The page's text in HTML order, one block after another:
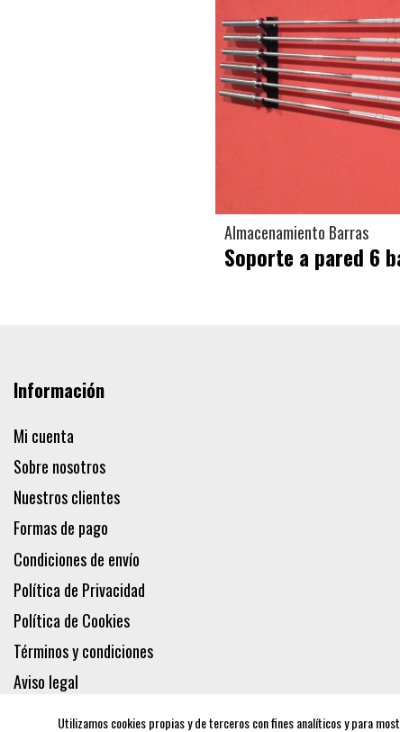
Almacenamiento Barras
Soporte a pared 6
Información
Mi cuenta
Sobre nosotros
Nuestros clientes
Formas de pago
Condiciones de envío
Política de Privacidad
Política de Cookies
Términos y condiciones
Aviso legal
Utilizamos cookies propias y de terceros con fines analíticos y para